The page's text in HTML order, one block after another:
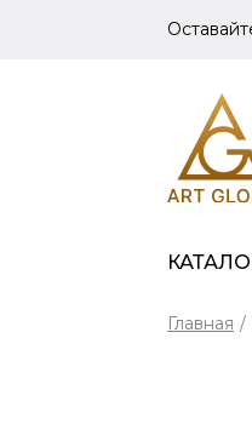
Главная /